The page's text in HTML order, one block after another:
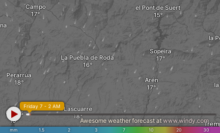
La Puebla de Roda
Campo
la
el Pont de Suert
Sopeira
Lascuarre
Perarrúa
Graus
Arén
mm 1.5 2 3 7 10 20 30
Friday 7 - 2 AM
Awesome weather forecast atwww.windy.com